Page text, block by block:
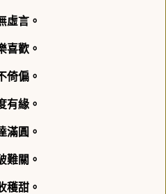
虛言。
喜歡。
倚偏。
有緣。
滿圓。
難關。
穫甜。